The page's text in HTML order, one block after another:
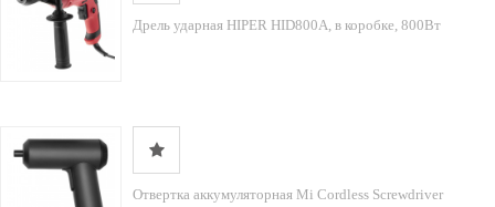
Дрель ударная HIPER HID800A, в коробке, 800Вт
Отвертка аккумуляторная Mi Cordless Screwdriver